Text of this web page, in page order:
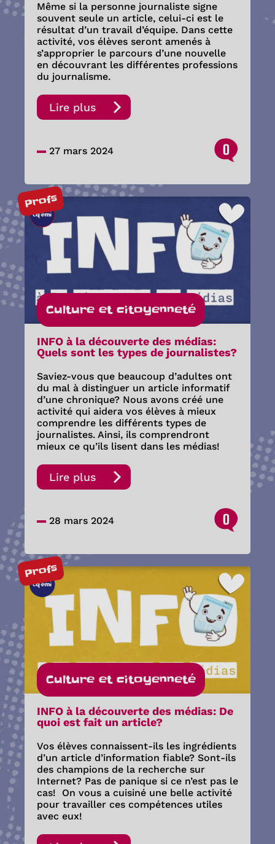
Même si la personne journaliste signe
souvent seule un article, celui-ci est le
résultat d’un travail d’équipe. Dans cette
activité, vos élèves seront amenés à
s’approprier le parcours d’une nouvelle
en découvrant les différentes professions
du journalisme.
Lire plus
27 mars 2024 0
Profs
Culture et citoyenneté
INFO à la découverte des médias:
Quels sont les types de journalistes?
Saviez-vous que beaucoup d’adultes ont
du mal à distinguer un article informatif
d’une chronique? Nous avons créé une
activité qui aidera vos élèves à mieux
comprendre les différents types de
journalistes. Ainsi, ils comprendront
mieux ce qu’ils lisent dans les médias!
Lire plus
28 mars 2024 0
Profs
Culture et citoyenneté
INFO à la découverte des médias: De
quoi est fait un article?
Vos élèves connaissent-ils les ingrédients
d’un article d’information fiable? Sont-ils
des champions de la recherche sur
Internet? Pas de panique si ce n’est pas le
cas! On vous a cuisiné une belle activité
pour travailler ces compétences utiles
avec eux!